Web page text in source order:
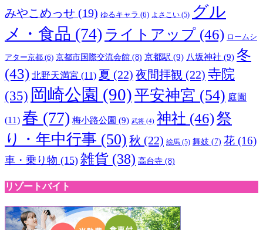
みやこめっせ (19) ゆるキャラ (6) よさこい (5) グル
メ・食品 (74) ライトアップ (46) ロームシ
アター京都 (6) 京都市国際交流会館 (8) 京都駅 (9) 八坂神社 (9) 冬
(43) 北野天満宮 (11) 夏 (22) 夜間拝観 (22) 寺院
(35) 岡崎公園 (90)平安神宮 (54) 庭園
(11) 春 (77) 梅小路公園 (9) 武将 (4) 神社 (46)祭
り・年中行事 (50) 秋 (22) 絵馬 (5) 舞妓 (7) 花 (16)
車・乗り物 (15) 雑貨 (38) 高台寺 (8)
リゾートバイト